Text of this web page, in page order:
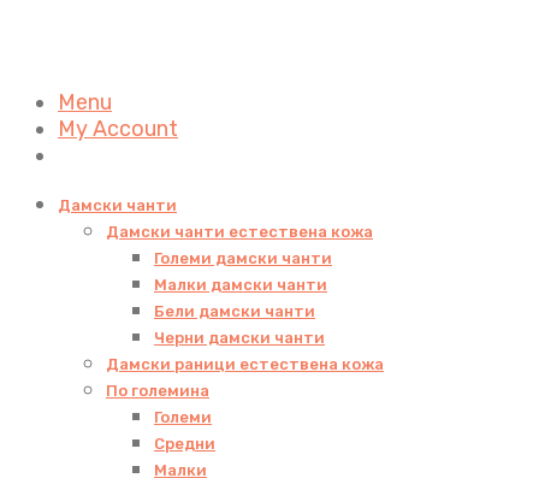
Menu
My Account
Дамски чанти
Дамски чанти естествена кожа
Големи дамски чанти
Малки дамски чанти
Бели дамски чанти
Черни дамски чанти
Дамски раници естествена кожа
По големина
Големи
Средни
Малки